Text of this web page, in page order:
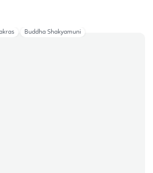
Buddha Shakyamuni